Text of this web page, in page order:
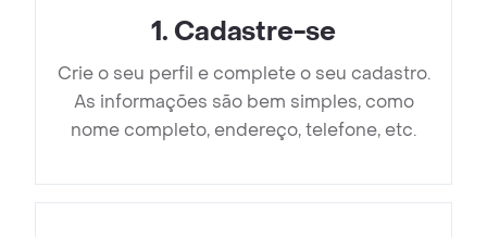
1. Cadastre-se
Crie o seu perfil e complete o seu cadastro.
As informações são bem simples, como
nome completo, endereço, telefone, etc.